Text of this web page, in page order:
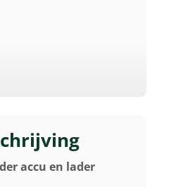
accu en lader
Ronde Mondstuk